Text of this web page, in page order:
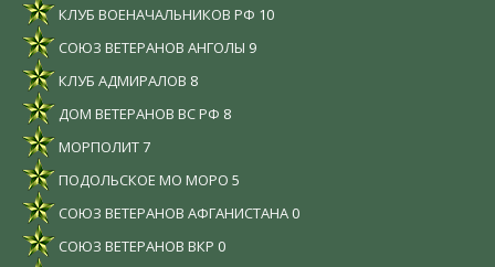
КЛУБ ВОЕНАЧАЛЬНИКОВ РФ 10
СОЮЗ ВЕТЕРАНОВ АНГОЛЫ 9
КЛУБ АДМИРАЛОВ 8
ДОМ ВЕТЕРАНОВ ВС РФ 8
МОРПОЛИТ7
ПОДОЛЬСКОЕ МО МОРО 5
СОЮЗ ВЕТЕРАНОВ АФГАНИСТАНА 0
СОЮЗ ВЕТЕРАНОВ ВКР 0